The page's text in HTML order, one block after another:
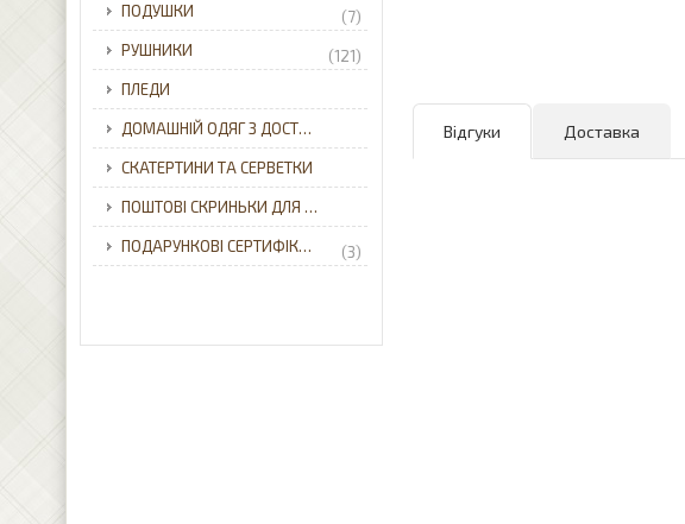
ПОДУШКИ
(7)
РУШНИКИ
(121)
ПЛЕДИ
ДОМАШНІЙ ОДЯГ З ДОСТАВКОЮ ПО УКРАЇНІ.
СКАТЕРТИНИ ТА СЕРВЕТКИ
ПОШТОВІ СКРИНЬКИ ДЛЯ ПРИВАТНОГО БУДИНКУ З ДОСТАВКОЮ ПО УКРАЇНІ.
ПОДАРУНКОВІ СЕРТИФІКАТИ (3)
Відгуки Доставка